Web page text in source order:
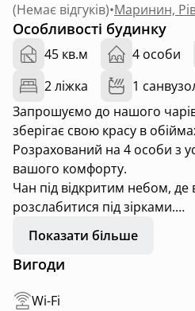
(Немає відгуків)•Маринин,
Особливості будинку
45 кв.м 4 особи
2 ліжка
1
Запрошуємо до нашого
зберігає свою красу в
Розрахований на 4 особи з
вашого комфорту.
Чан під відкритим небом,
розслабитися під зірками.
Альтанка із столом та
на свіжому повітрі.
Зона для розведення вогню з
Гамак на території –
Показати більше
Вигоди
Wi-Fi